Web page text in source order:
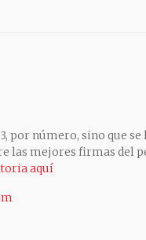
por número, sino que
las mejores firmas del
aquí